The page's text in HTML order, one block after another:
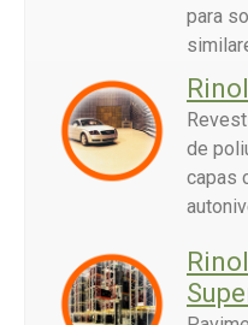
para
de
capas